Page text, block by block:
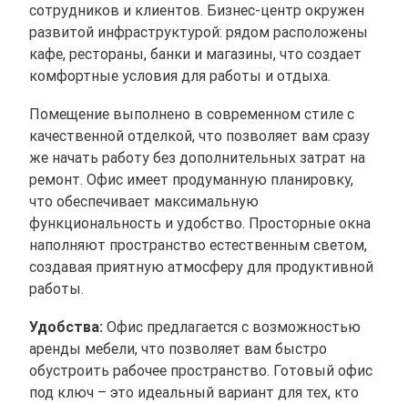
сотрудников и клиентов. Бизнес-центр окружен
развитой инфраструктурой: рядом расположены
кафе, рестораны, банки и магазины, что создает
комфортные условия для работы и отдыха.
Помещение выполнено в современном стиле с
качественной отделкой, что позволяет вам сразу
же начать работу без дополнительных затрат на
ремонт. Офис имеет продуманную планировку,
что обеспечивает максимальную
функциональность и удобство. Просторные окна
наполняют пространство естественным светом,
создавая приятную атмосферу для продуктивной
работы.
Удобства: Офис предлагается с возможностью
аренды мебели, что позволяет вам быстро
обустроить рабочее пространство. Готовый офис
под ключ – это идеальный вариант для тех, кто